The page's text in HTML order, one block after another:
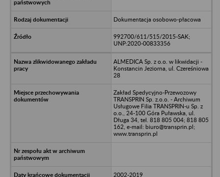
Dokumentacja osobowo-płacowa
992700/611/515/2015-SAK;
UNP:2020-00833356
ALMEDICA Sp. z o.o. w likwidacji -
Konstancin Jeziorna, ul. Czereśniowa
28
Zakład Spedycyjno-Przewozowy
TRANSPRIN Sp. z.o.o. - Archiwum
Usługowe Filia TRANSPRIN-u Sp. z
o.o., 24-100 Góra Puławska, ul.
Długa 34, tel. 818 805 004; 818 805
162, e-mail: biuro@transprin.pl;
www.transprin.pl
2002-2019